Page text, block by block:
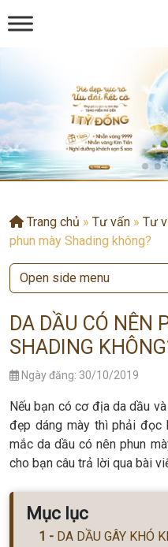
Trang chủ » Tư vấn » Tư
phun mày Shading không?
DA DẦU CÓ NÊN
SHADING
Ngày đăng: 30/10/2019
Nếu bạn có cơ địa da dầu
đẹp dáng mày thì phải đọc
mắc da dầu có nên phun
cho bạn câu trả lời qua bài
Mục lục
DA DẦU GÂY KHÓ
Open side menu